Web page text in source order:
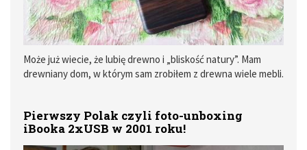
Może już wiecie, że lubię drewno i „bliskość natury”. Mam
drewniany dom, w którym sam zrobiłem z drewna wiele mebli.
Pierwszy Polak czyli foto-unboxing
iBooka 2xUSB w 2001 roku!